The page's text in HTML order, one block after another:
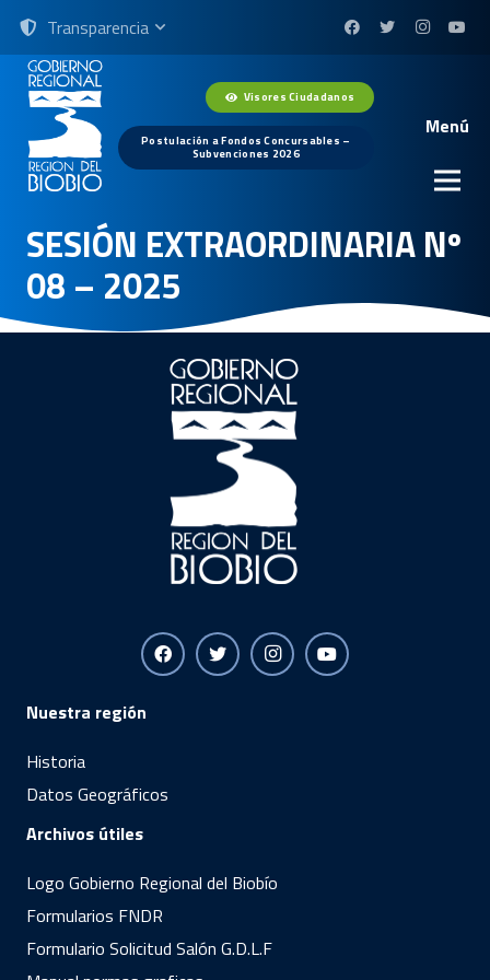
Transparencia
Visores Ciudadanos
Postulación a Fondos Concursables –
Subvenciones 2026
Menú
SESIÓN EXTRAORDINARIA Nº
08 – 2025
Nuestra región
Historia
Datos Geográficos
Archivos útiles
Logo Gobierno Regional del Biobío
Formularios FNDR
Formulario Solicitud Salón G.D.L.F